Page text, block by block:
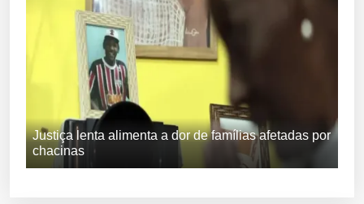
Justiça lenta alimenta a dor de famílias afetadas por
chacinas